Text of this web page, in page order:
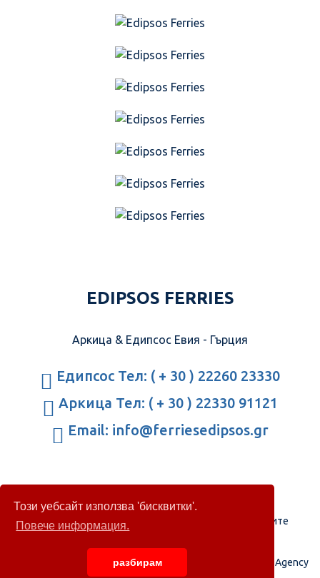
Този уебсайт използва 'бисквитки'.
Повече информация.
разбирам
EDIPSOS FERRIES
Аркица & Едипсос Евия - Гърция
Едипсос Тел: ( + 30 ) 22260 23330
Аркица Тел: ( + 30 ) 22330 91121
Email: info@ferriesedipsos.gr
Правила за поверителност Политика на бисквитките
© 2009-2026 All Rights Reserved - Developed by GAP Web Agency